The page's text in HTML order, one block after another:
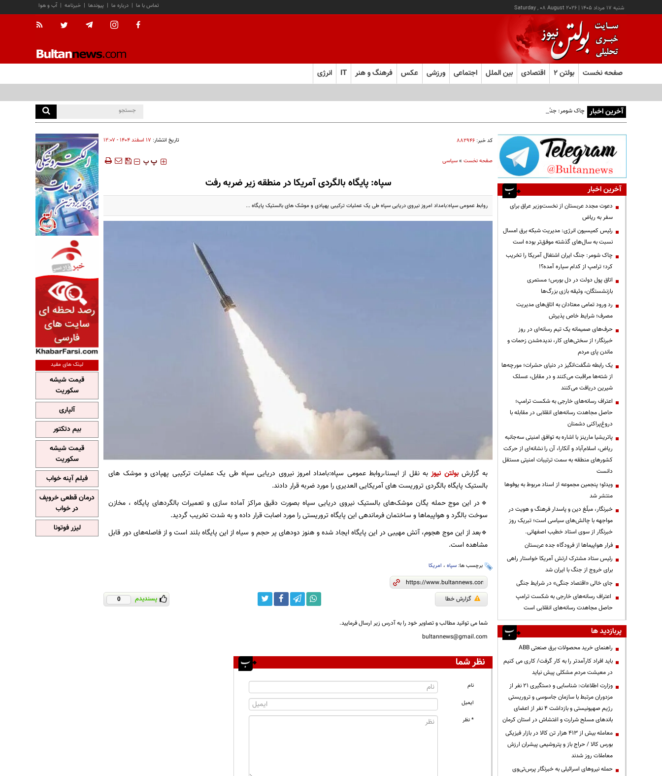
شنبه ۱۷ مرداد ۱۴۰۵ |
Saturday , 08 August 2026 آب و هوا | خبرنامه | پیوندها | درباره ما | تماس با ما
صفحه نخست بولتن ۲ اقتصادی بین الملل اجتماعی ورزشی عکس فرهنگ و هنر IT انرژی
آخرین اخبار چاک شومر: جنگ ایران اشتغال آمریکا را تخریب کرد؛ ترامپ از کدام سیاره آمده؟!
کد خبر: ۸۸۲۹۴۶ تاریخ انتشار: ۱۷ اسفند ۱۴۰۴ - ۱۲:۰۷
صفحه نخست»سیاسی ‍‍‍ پ پ
سپاه: پایگاه بالگردی آمریکا در منطقه زیر ضربه رفت
روابط عمومی سپاه:بامداد امروز نیروی دریایی سپاه طی یک عملیات ترکیبی پهپادی و موشک های بالستیک پایگاه ...
به گزارشبولتن نیوزبه نقل از ایسنا،روابط عمومی سپاه:بامداد امروز نیروی دریایی سپاه طی یک عملیات ترکیبی پهپادی و موشک های
بالستیک پایگاه بالگردی تروریست های آمریکایی العدیری را مورد ضربه قرار دادند.
🔹در این موج حمله یگان موشک‌های بالستیک نیروی دریایی سپاه بصورت دقیق مراکز آماده سازی و تعمیرات بالگردهای پایگاه ، مخازن
سوخت بالگرد و هواپیماها و ساختمان فرماندهی این پایگاه تروریستی را مورد اصابت قرار داده و به شدت تخریب گردید.
🔹بعد از این موج هجوم، آتش مهیبی در این پایگاه ایجاد شده و هنوز دودهای پر حجم و سیاه از این پایگاه بلند است و از فاصله‌های دور قابل
مشاهده است.
برچسب ها: سپاه، امریکا
گزارش خطا پسندیدم 0
شما می توانید مطالب و تصاویر خود را به آدرس زیر ارسال فرمایید.
bultannews@gmail.com
نظر شما
نام
ایمیل
* نظر
آخرین اخبار
دعوت مجدد عربستان از نخست‌وزیر عراق برای
سفر به ریاض
رئیس کمیسیون انرژی: مدیریت شبکه برق امسال
نسبت به سال‌های گذشته موفق‌تر بوده است
چاک شومر: جنگ ایران اشتغال آمریکا را تخریب
کرد؛ ترامپ از کدام سیاره آمده؟!
اتاق پول دولت در دل بورس؛ مستمری
بازنشستگان، وثیقه بازی بزرگ‌ها
رد ورود تمامی معتادان به اتاق‌های مدیریت
مصرف؛ شرایط خاص پذیرش
حرف‌های صمیمانه یک تیم رسانه‌ای در روز
خبرنگار؛ از سختی‌های کار، ندیده‌شدن زحمات و
ماندن پای مردم
یک رابطه شگفت‌انگیز در دنیای حشرات؛ مورچه‌ها
از شته‌ها مراقبت می‌کنند و در مقابل، عسلک
شیرین دریافت می‌کنند
اعتراف رسانه‌های خارجی به شکست ترامپ؛
حاصل مجاهدت رسانه‌های انقلابی در مقابله با
دروغ‌پراکنی دشمنان
پاتریشیا مارینز با اشاره به توافق امنیتی سه‌جانبه
ریاض، اسلام‌آباد و آنکارا، آن را نشانه‌ای از حرکت
کشورهای منطقه به سمت ترتیبات امنیتی مستقل
دانست
ویدئو؛ پنجمین مجموعه از اسناد مربوط به یوفوها
منتشر شد
خبرنگار، مبلّغ دین و پاسدار فرهنگ و هویت در
مواجهه با چالش‌های سیاسی است؛ تبریک روز
خبرنگار از سوی استاد خطیب اصفهانی.
فرار هواپیماها از فرودگاه جده عربستان
رئیس ستاد مشترک ارتش آمریکا خواستار راهی
برای خروج از جنگ با ایران شد
جای خالی «اقتصاد جنگی» در شرایط جنگی
اعتراف رسانه‌های خارجی به شکست ترامپ
حاصل مجاهدت رسانه‌های انقلابی است
پربازدید ها
راهنمای خرید محصولات برق صنعتی ABB
باید افراد کارآمدتر را به کار گرفت/ کاری می کنیم
در معیشت مردم مشکلی پیش نیاید
وزارت اطلاعات: شناسایی و دستگیری ۲۱ نفر از
مزدوران مرتبط با سازمان جاسوسی و تروریستی
رژیم صهیونیستی و بازداشت ۴ نفر از اعضای
باندهای مسلح شرارت و اغتشاش در استان کرمان
معامله بیش از ۴۱۳ هزار تن کالا در بازار فیزیکی
بورس کالا / حراج باز و پتروشیمی پیشران ارزش
معاملات روز شدند
حمله نیروهای اسرائیلی به خبرنگار پرس‌تی‌وی
لینک های مفید
قیمت شیشه
سکوریت
آلپاری
بیم دتکتور
قیمت شیشه
سکوریت
فیلم آپنه خواب
درمان قطعی خروپف
در خواب
لیزر فوتونا